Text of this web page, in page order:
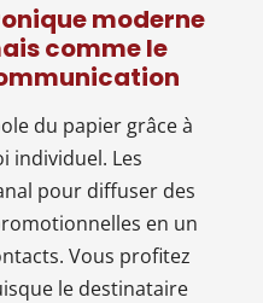
moderne
comme le
du papier grâce à
individuel. Les
pour diffuser des
en un
Vous profitez
le destinataire